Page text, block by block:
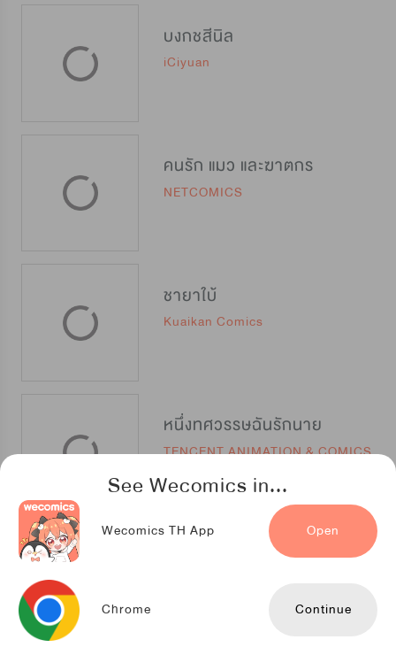
See Wecomics in...
Wecomics TH App Open
Chrome Continue
บงกชสีนิล
iCiyuan
คนรัก แมว และฆาตกร
NETCOMICS
ชายาใบ้
Kuaikan Comics
หนึ่งทศวรรษฉันรักนาย
TENCENT ANIMATION & COMICS
สืบสัมพันธ์ไร้รัก